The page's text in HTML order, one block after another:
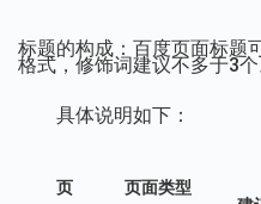
标题的构成：百度页面标题
格式，修饰词建议不多于3个
具体说明如下：
页
页面类型